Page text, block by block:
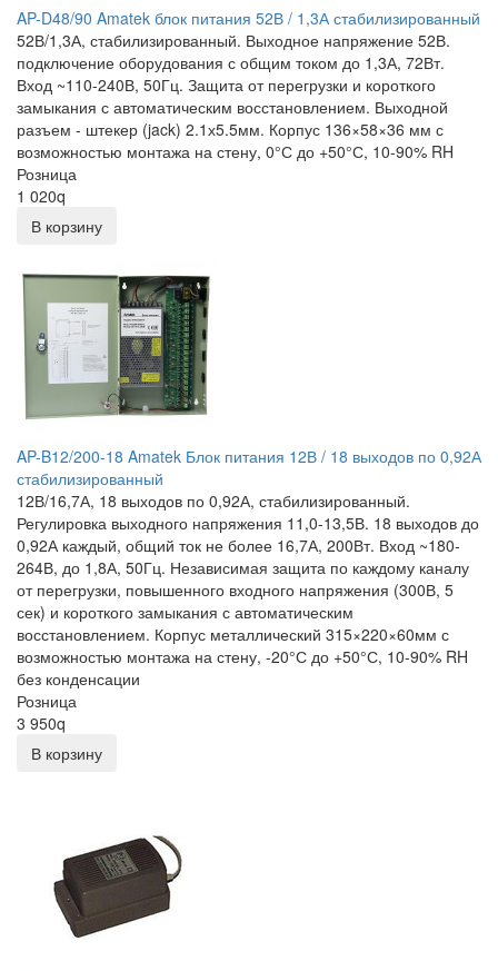
AP-D48/90 Amatek блок питания 52В / 1,3А стабилизированный
52В/1,3А, стабилизированный. Выходное напряжение 52В.
подключение оборудования с общим током до 1,3А, 72Вт.
Вход ~110-240В, 50Гц. Защита от перегрузки и короткого
замыкания с автоматическим восстановлением. Выходной
разъем - штекер (jack) 2.1х5.5мм. Корпус 136×58×36 мм с
возможностью монтажа на стену, 0°С до +50°С, 10-90% RH
Розница
1 020q
В корзину
AP-B12/200-18 Amatek Блок питания 12В / 18 выходов по 0,92А
стабилизированный
12В/16,7А, 18 выходов по 0,92А, стабилизированный.
Регулировка выходного напряжения 11,0-13,5В. 18 выходов до
0,92А каждый, общий ток не более 16,7А, 200Вт. Вход ~180-
264В, до 1,8А, 50Гц. Независимая защита по каждому каналу
от перегрузки, повышенного входного напряжения (300В, 5
сек) и короткого замыкания с автоматическим
восстановлением. Корпус металлический 315×220×60мм с
возможностью монтажа на стену, -20°С до +50°С, 10-90% RH
без конденсации
Розница
3 950q
В корзину